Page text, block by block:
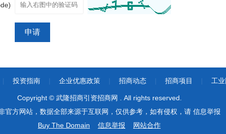
申请
投资指南 企业优惠政策 招商动态 招商项目 工
Copyright © 武隆招商引资招商网 . All rights reserved.
官方网站，数据全部来源于互联网，仅供参考，如有侵权，请 信息举报
Buy The Domain
信息举报 网站合作